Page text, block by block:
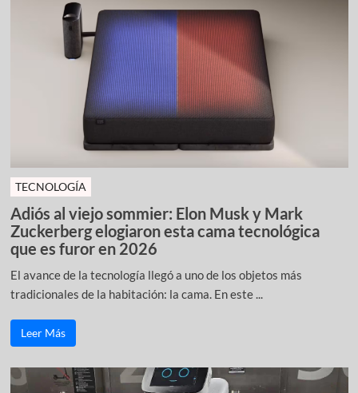
TECNOLOGÍA
Adiós al viejo sommier: Elon Musk y Mark
Zuckerberg elogiaron esta cama tecnológica
que es furor en 2026
El avance de la tecnología llegó a uno de los objetos más
tradicionales de la habitación: la cama. En este ...
Leer Más